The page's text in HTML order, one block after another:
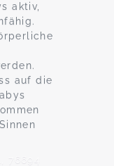
aktiv,
auf die
76694